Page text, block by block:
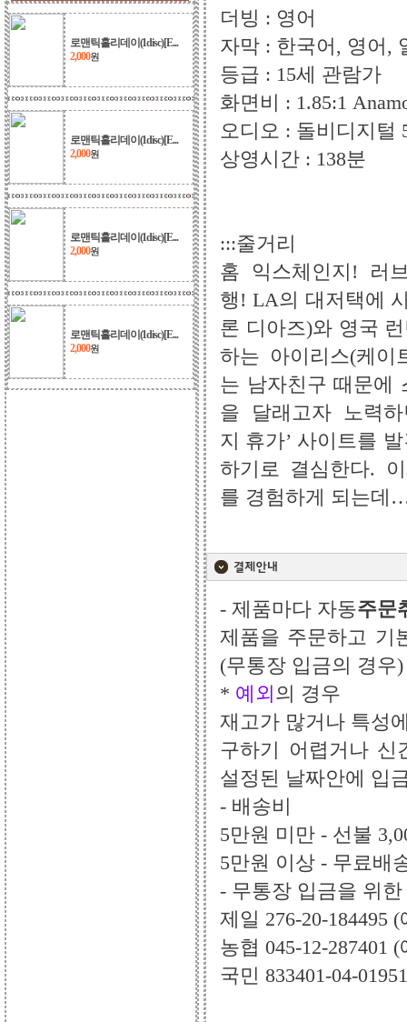
로맨틱홀리데이(1disc)[E...
2,000원
로맨틱홀리데이(1disc)[E...
2,000원
로맨틱홀리데이(1disc)[E...
2,000원
로맨틱홀리데이(1disc)[E...
2,000원
더빙 : 영어
자막 : 한국어, 영어,
등급 : 15세 관람가
화면비 : 1.85:1
오디오 : 돌비디지털
상영시간 : 138분
:::줄거리
홈 익스체인지! 러
행! LA의 대저택에
론 디아즈)와 영국
하는 아이리스(케
는 남자친구 때문에
을 달래고자 노력
지 휴가’ 사이트를
하기로 결심한다.
를 경험하게 되는
- 제품마다 자동주문
제품을 주문하고 기
(무통장 입금의 경우)
* 예외의 경우
재고가 많거나 특성
구하기 어렵거나
설정된 날짜안에 입
- 배송비
5만원 미만 - 선불
5만원 이상 - 무료배
- 무통장 입금을 위
제일 276-20-184495
농협 045-12-287401
국민 833401-04-